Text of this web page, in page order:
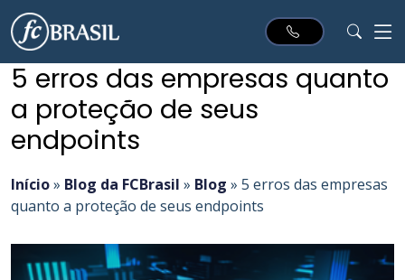
5 erros das empresas quanto
a proteção de seus
endpoints
Início» Blog da FCBrasil » Blog » 5 erros das empresas
quanto a proteção de seus endpoints